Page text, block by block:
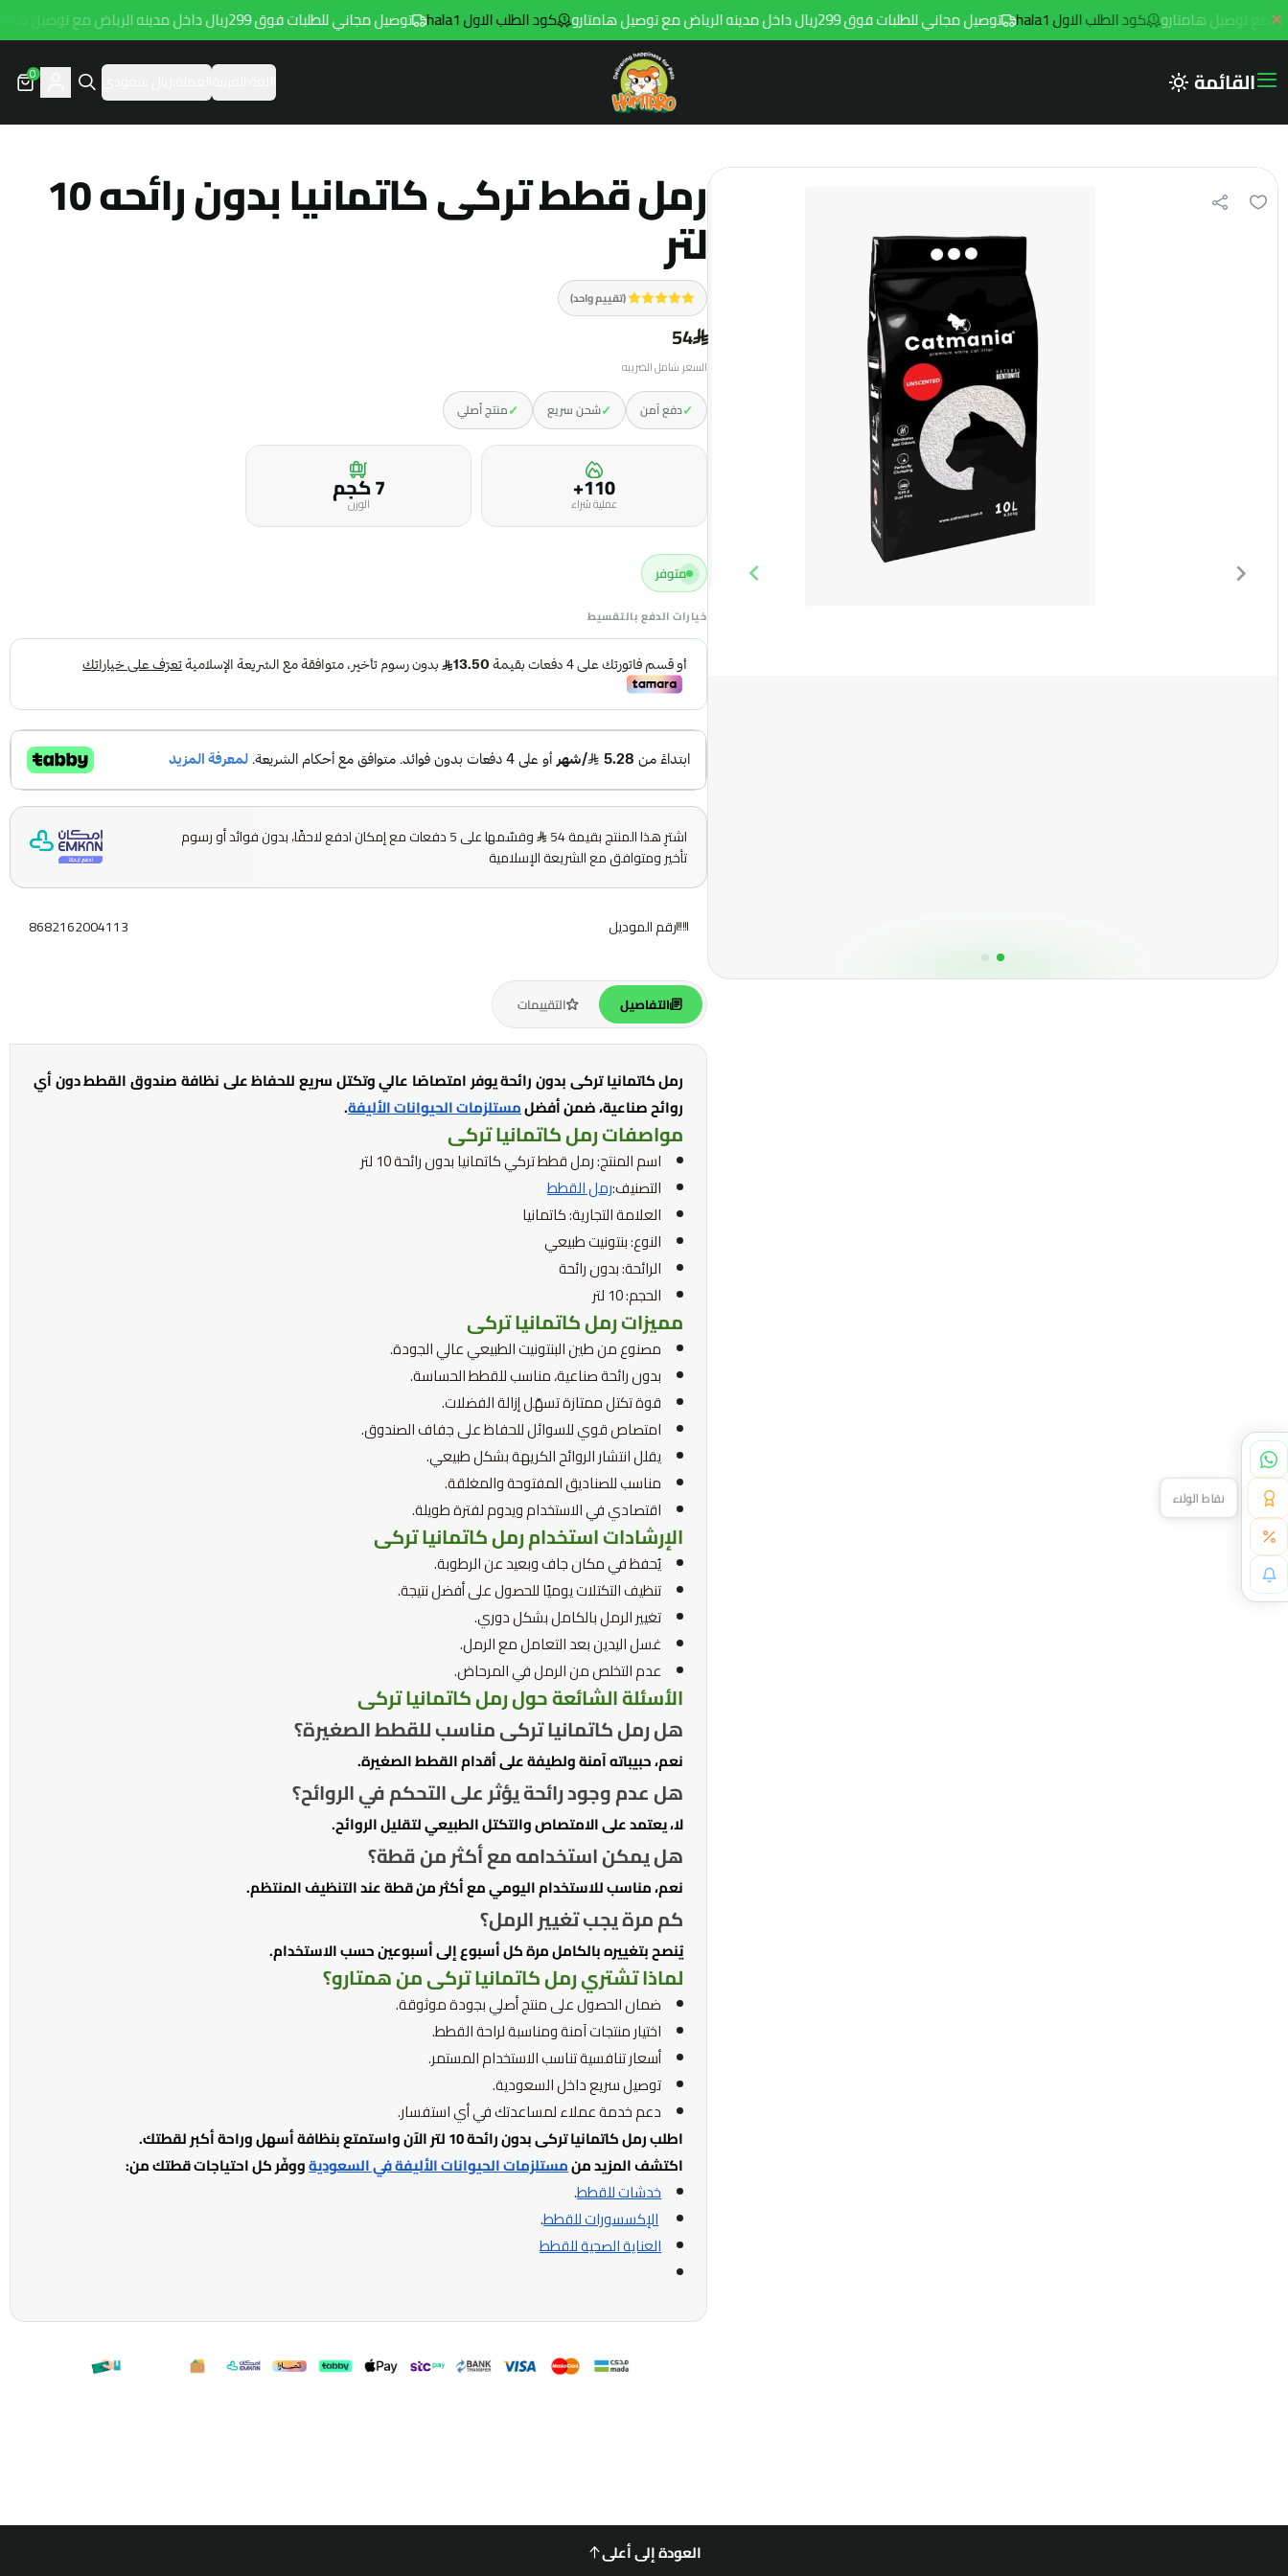
كود الطلب الاول hala1 توصيل مجاني للطلبات فوق 299ريال داخل مدينه الرياض مع توصيل هامتارو كود الطلب الاول hala1 توصيل مجاني للطلبات فوق 299ريال داخل مدينه الرياض مع توصيل هامتارو
القائمة Hamtaro
0
رمل قطط تركى كاتمانيا بدون رائحه 10
لتر
(تقييم واحد)
54
السعر شامل الضريبه
✓دفع آمن ✓شحن سريع ✓منتج أصلي
110+
عملية شراء 7 كجم الوزن
متوفر
خيارات الدفع بالتقسيط
اشترِ هذا المنتج بقيمة 54
وقسّمها على 5 دفعات مع إمكان ادفع لاحقًا، بدون فوائد أو رسوم
تأخير ومتوافق مع الشريعة الإسلامية
رقم الموديل 8682162004113
التفاصيل التقييمات
رمل كاتمانيا تركى بدون رائحة يوفر امتصاصًا عالي وتكتل سريع للحفاظ على نظافة صندوق القطط دون أي
روائح صناعية، ضمن أفضلمستلزمات الحيوانات الأليفة.
مواصفات رمل كاتمانيا تركى
اسم المنتج: رمل قطط تركي كاتمانيا بدون رائحة 10 لتر
التصنيف:رمل القطط
العلامة التجارية: كاتمانيا
النوع: بنتونيت طبيعي
الرائحة: بدون رائحة
الحجم: 10 لتر
مميزات رمل كاتمانيا تركى
مصنوع من طين البنتونيت الطبيعي عالي الجودة.
بدون رائحة صناعية، مناسب للقطط الحساسة.
قوة تكتل ممتازة تسهّل إزالة الفضلات.
امتصاص قوي للسوائل للحفاظ على جفاف الصندوق.
يقلل انتشار الروائح الكريهة بشكل طبيعي.
مناسب للصناديق المفتوحة والمغلقة.
اقتصادي في الاستخدام ويدوم لفترة طويلة.
الإرشادات استخدام رمل كاتمانيا تركى
يُحفظ في مكان جاف وبعيد عن الرطوبة.
تنظيف التكتلات يوميًا للحصول على أفضل نتيجة.
تغيير الرمل بالكامل بشكل دوري.
غسل اليدين بعد التعامل مع الرمل.
عدم التخلص من الرمل في المرحاض.
الأسئلة الشائعة حول رمل كاتمانيا تركى
هل رمل كاتمانيا تركى مناسب للقطط الصغيرة؟
نعم، حبيباته آمنة ولطيفة على أقدام القطط الصغيرة.
هل عدم وجود رائحة يؤثر على التحكم في الروائح؟
لا، يعتمد على الامتصاص والتكتل الطبيعي لتقليل الروائح.
هل يمكن استخدامه مع أكثر من قطة؟
نعم، مناسب للاستخدام اليومي مع أكثر من قطة عند التنظيف المنتظم.
كم مرة يجب تغيير الرمل؟
يُنصح بتغييره بالكامل مرة كل أسبوع إلى أسبوعين حسب الاستخدام.
لماذا تشتري رمل كاتمانيا تركى من همتارو؟
ضمان الحصول على منتج أصلي بجودة موثوقة.
اختيار منتجات آمنة ومناسبة لراحة القطط.
أسعار تنافسية تناسب الاستخدام المستمر.
توصيل سريع داخل السعودية.
دعم خدمة عملاء لمساعدتك في أي استفسار.
اطلب رمل كاتمانيا تركى بدون رائحة 10 لتر الآن واستمتع بنظافة أسهل وراحة أكبر لقطتك.
اكتشف المزيد منمستلزمات الحيوانات الأليفة في السعوديةووفّر كل احتياجات قطتك من:
خدشات للقطط.
الإكسسورات للقطط.
العناية الصحية للقطط
العودة إلى أعلى
نقاط الولاء